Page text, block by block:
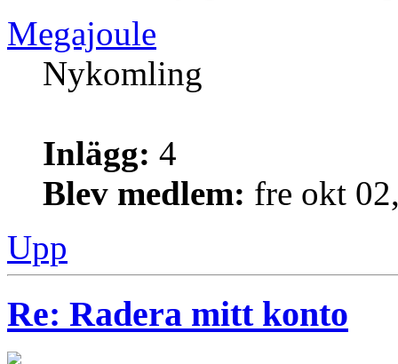
Megajoule
Nykomling
Inlägg: 4
Blev medlem: fre okt
Upp
Re: Radera mitt konto